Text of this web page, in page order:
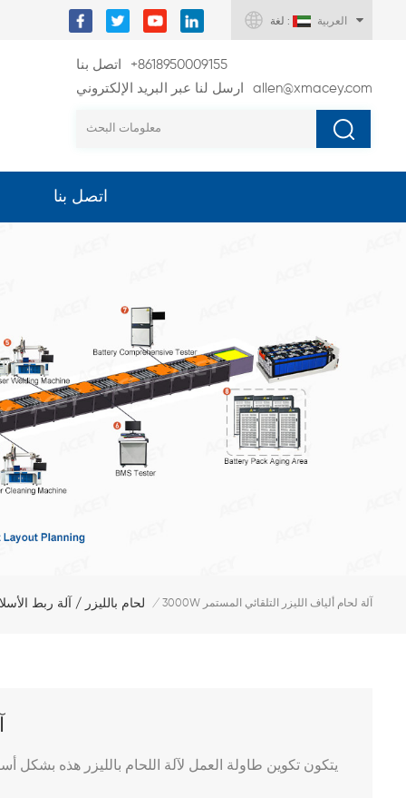
لغة : العربية
اتصل بنا
+8618950009155
ارسل لنا عبر البريد الإلكتروني
allen@xmacey.com
اتصل بنا
لحام بالليزر / آلة ربط / 3000W آلة لحام ألياف الليزر التلقائي المستمر
يتكون تكوين طاولة العمل لآلة اللحام بالليزر هذه بشكل